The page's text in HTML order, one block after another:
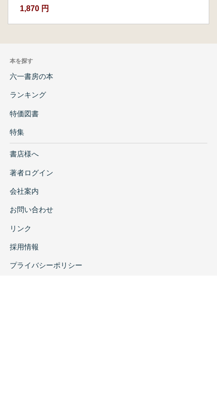
1,870 円
本を探す
六一書房の本
ランキング
特価図書
特集
書店様へ
著者ログイン
会社案内
お問い合わせ
リンク
採用情報
プライバシーポリシー